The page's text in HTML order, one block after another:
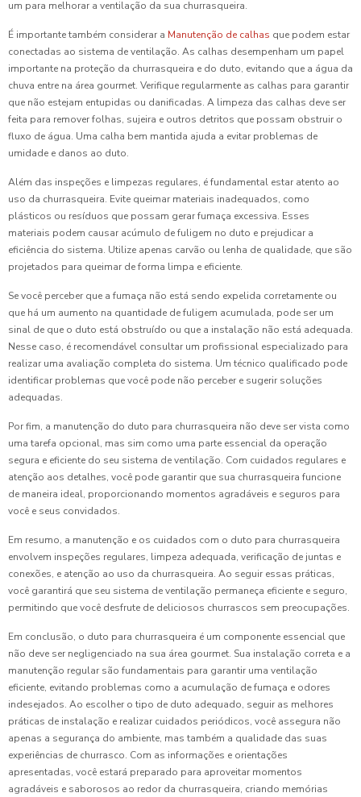
um para melhorar a ventilação da sua churrasqueira.
É importante também considerar a Manutenção de calhas que podem estar
conectadas ao sistema de ventilação. As calhas desempenham um papel
importante na proteção da churrasqueira e do duto, evitando que a água da
chuva entre na área gourmet. Verifique regularmente as calhas para garantir
que não estejam entupidas ou danificadas. A limpeza das calhas deve ser
feita para remover folhas, sujeira e outros detritos que possam obstruir o
fluxo de água. Uma calha bem mantida ajuda a evitar problemas de
umidade e danos ao duto.
Além das inspeções e limpezas regulares, é fundamental estar atento ao
uso da churrasqueira. Evite queimar materiais inadequados, como
plásticos ou resíduos que possam gerar fumaça excessiva. Esses
materiais podem causar acúmulo de fuligem no duto e prejudicar a
eficiência do sistema. Utilize apenas carvão ou lenha de qualidade, que são
projetados para queimar de forma limpa e eficiente.
Se você perceber que a fumaça não está sendo expelida corretamente ou
que há um aumento na quantidade de fuligem acumulada, pode ser um
sinal de que o duto está obstruído ou que a instalação não está adequada.
Nesse caso, é recomendável consultar um profissional especializado para
realizar uma avaliação completa do sistema. Um técnico qualificado pode
identificar problemas que você pode não perceber e sugerir soluções
adequadas.
Por fim, a manutenção do duto para churrasqueira não deve ser vista como
uma tarefa opcional, mas sim como uma parte essencial da operação
segura e eficiente do seu sistema de ventilação. Com cuidados regulares e
atenção aos detalhes, você pode garantir que sua churrasqueira funcione
de maneira ideal, proporcionando momentos agradáveis e seguros para
você e seus convidados.
Em resumo, a manutenção e os cuidados com o duto para churrasqueira
envolvem inspeções regulares, limpeza adequada, verificação de juntas e
conexões, e atenção ao uso da churrasqueira. Ao seguir essas práticas,
você garantirá que seu sistema de ventilação permaneça eficiente e seguro,
permitindo que você desfrute de deliciosos churrascos sem preocupações.
Em conclusão, o duto para churrasqueira é um componente essencial que
não deve ser negligenciado na sua área gourmet. Sua instalação correta e a
manutenção regular são fundamentais para garantir uma ventilação
eficiente, evitando problemas como a acumulação de fumaça e odores
indesejados. Ao escolher o tipo de duto adequado, seguir as melhores
práticas de instalação e realizar cuidados periódicos, você assegura não
apenas a segurança do ambiente, mas também a qualidade das suas
experiências de churrasco. Com as informações e orientações
apresentadas, você estará preparado para aproveitar momentos
agradáveis e saborosos ao redor da churrasqueira, criando memórias